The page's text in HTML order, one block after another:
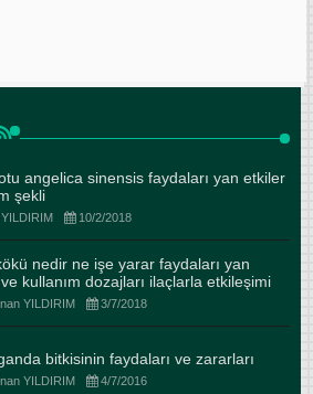
angelica sinensis faydaları yan etkiler
şekli
10/2/2018
nedir ne işe yarar faydaları yan
kullanım dozajları ilaçlarla etkileşimi
YILDIRIM 3/7/2018
bitkisinin faydaları ve zararları
YILDIRIM 4/7/2016